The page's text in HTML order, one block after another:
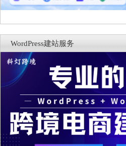
WordPress建站服务